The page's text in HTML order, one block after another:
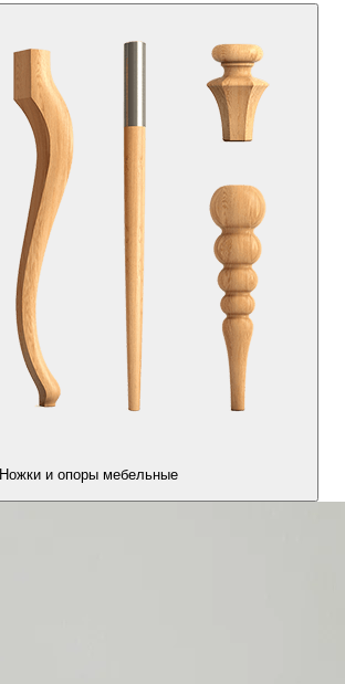
Ножки и опоры мебельные